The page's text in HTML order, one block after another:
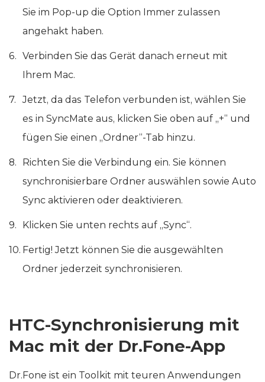
Sie im Pop-up die Option Immer zulassen
angehakt haben.
Verbinden Sie das Gerät danach erneut mit
Ihrem Mac.
Jetzt, da das Telefon verbunden ist, wählen Sie
es in SyncMate aus, klicken Sie oben auf „+“ und
fügen Sie einen „Ordner“-Tab hinzu.
Richten Sie die Verbindung ein. Sie können
synchronisierbare Ordner auswählen sowie Auto
Sync aktivieren oder deaktivieren.
Klicken Sie unten rechts auf „Sync“.
Fertig! Jetzt können Sie die ausgewählten
Ordner jederzeit synchronisieren.
HTC-Synchronisierung mit
Mac mit der Dr.Fone-App
Dr.Fone ist ein Toolkit mit teuren Anwendungen